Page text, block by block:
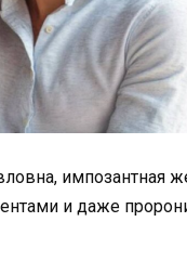
импозантная
и даже